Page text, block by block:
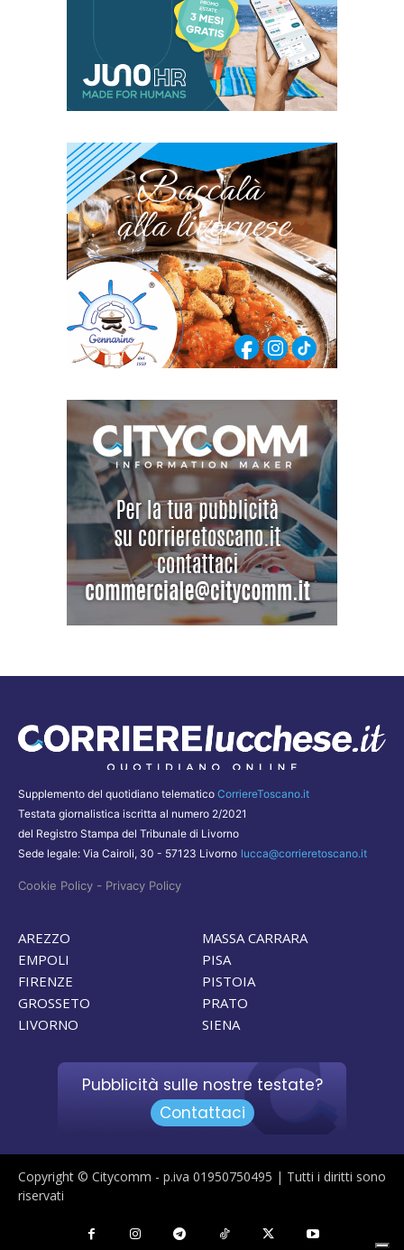
Supplemento del quotidiano telematico CorriereToscano.it
Testata giornalistica iscritta al numero 2/2021
del Registro Stampa del Tribunale di Livorno
Sede legale: Via Cairoli, 30 - 57123 Livorno lucca@corrieretoscano.it
Cookie Policy - Privacy Policy
AREZZO
EMPOLI
FIRENZE
GROSSETO
LIVORNO
MASSA CARRARA
PISA
PISTOIA
PRATO
SIENA
Pubblicità sulle nostre testate?
Contattaci
Copyright © Citycomm - p.iva 01950750495 | Tutti i diritti sono
riservati